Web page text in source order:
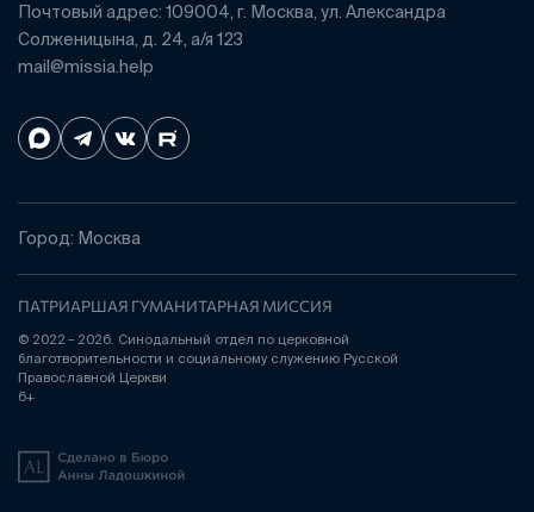
Почтовый адрес: 109004, г. Москва, ул. Александра
Солженицына, д. 24, а/я 123
mail@missia.help
Город: Москва
ПАТРИАРШАЯ ГУМАНИТАРНАЯ МИССИЯ
© 2022 – 2026. Синодальный отдел по церковной
благотворительности и социальному служению Русской
Православной Церкви
6+